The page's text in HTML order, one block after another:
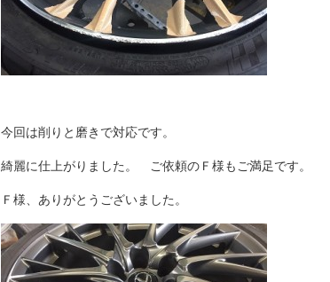
今回は削りと磨きで対応です。
綺麗に仕上がりました。 ご依頼のＦ様もご満足です。
Ｆ様、ありがとうございました。